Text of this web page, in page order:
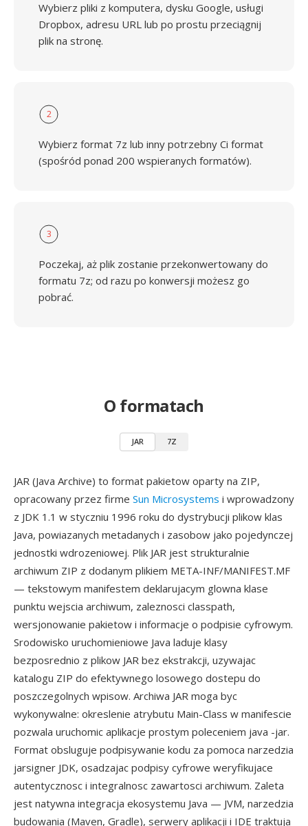
Wybierz pliki z komputera, dysku Google, usługi
Dropbox, adresu URL lub po prostu przeciągnij
plik na stronę.
2
Wybierz format 7z lub inny potrzebny Ci format
(spośród ponad 200 wspieranych formatów).
3
Poczekaj, aż plik zostanie przekonwertowany do
formatu 7z; od razu po konwersji możesz go
pobrać.
O formatach
JAR 7Z
JAR (Java Archive) to format pakietow oparty na ZIP,
opracowany przez firme Sun Microsystems i wprowadzony
z JDK 1.1 w styczniu 1996 roku do dystrybucji plikow klas
Java, powiazanych metadanych i zasobow jako pojedynczej
jednostki wdrozeniowej. Plik JAR jest strukturalnie
archiwum ZIP z dodanym plikiem META-INF/MANIFEST.MF
— tekstowym manifestem deklarujacym glowna klase
punktu wejscia archiwum, zaleznosci classpath,
wersjonowanie pakietow i informacje o podpisie cyfrowym.
Srodowisko uruchomieniowe Java laduje klasy
bezposrednio z plikow JAR bez ekstrakcji, uzywajac
katalogu ZIP do efektywnego losowego dostepu do
poszczegolnych wpisow. Archiwa JAR moga byc
wykonywalne: okreslenie atrybutu Main-Class w manifescie
pozwala uruchomic aplikacje prostym poleceniem java -jar.
Format obsluguje podpisywanie kodu za pomoca narzedzia
jarsigner JDK, osadzajac podpisy cyfrowe weryfikujace
autentycznosc i integralnosc zawartosci archiwum. Zaleta
jest natywna integracja ekosystemu Java — JVM, narzedzia
budowania (Maven, Gradle), serwery aplikacji i IDE traktuja